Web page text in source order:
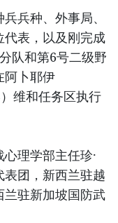
兵种、外事局、
表，以及刚完成
队和第6号二级野
阿卜耶伊
维和任务区执行
理学部主任珍·
团，新西兰驻越
驻新加坡国防武